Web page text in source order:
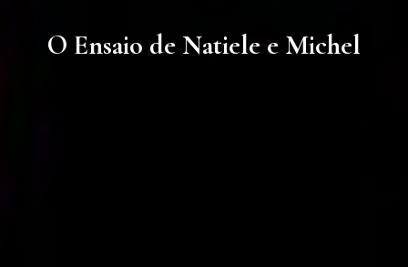
O Ensaio de Natiele e Michel